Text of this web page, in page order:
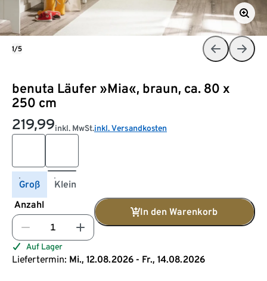
benuta Läufer »Mia«, braun, ca. 80 x
250 cm
219,99inkl. MwSt.inkl. Versandkosten
Groß
Klein
Anzahl
In den Warenkorb
Auf Lager
Liefertermin: Mi., 12.08.2026 - Fr., 14.08.2026
1/5